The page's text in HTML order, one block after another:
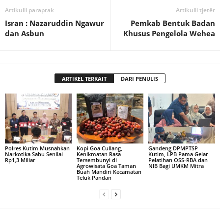
Artikulli paraprak
Isran : Nazaruddin Ngawur
dan Asbun
Artikulli tjetër
Pemkab Bentuk Badan
Khusus Pengelola Wehea
ARTIKEL TERKAIT DARI PENULIS
Polres Kutim Musnahkan
Narkotika Sabu Senilai
Rp1,3 Miliar
Kopi Goa Cullang,
Kenikmatan Rasa
Tersembunyi di
Agrowisata Goa Taman
Buah Mandiri Kecamatan
Teluk Pandan
Gandeng DPMPTSP
Kutim, LPB Pama Gelar
Pelatihan OSS-RBA dan
NIB Bagi UMKM Mitra